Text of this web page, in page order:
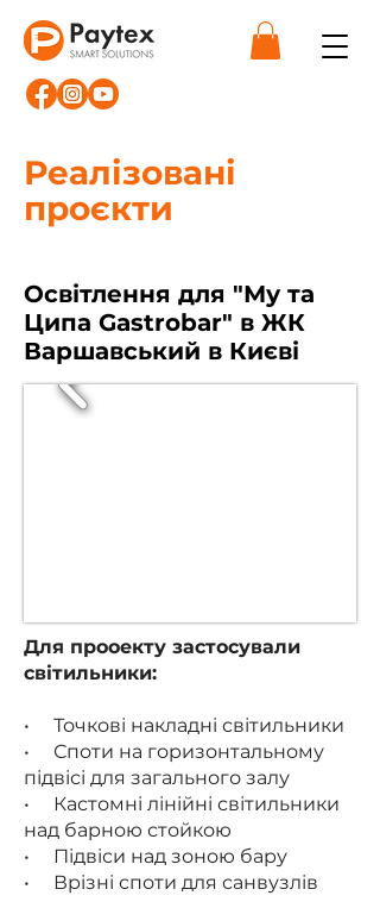
Реалізовані
проєкти
Освітлення для "Му та
Ципа Gastrobar" в ЖК
Варшавський в Києві
Для прооекту застосували
світильники:
• Точкові накладні світильники
• Споти на горизонтальному
підвісі для загального залу
• Кастомні лінійні світильники
над барною стойкою
• Підвіси над зоною бару
• Врізні споти для санвузлів